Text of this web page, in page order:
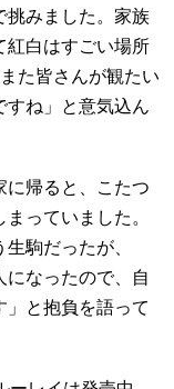
挑みました。家族
紅白はすごい場所
た皆さんが観たい
すね」と意気込ん
帰ると、こたつ
っていました。
駒だったが、
になったので、自
と抱負を語って